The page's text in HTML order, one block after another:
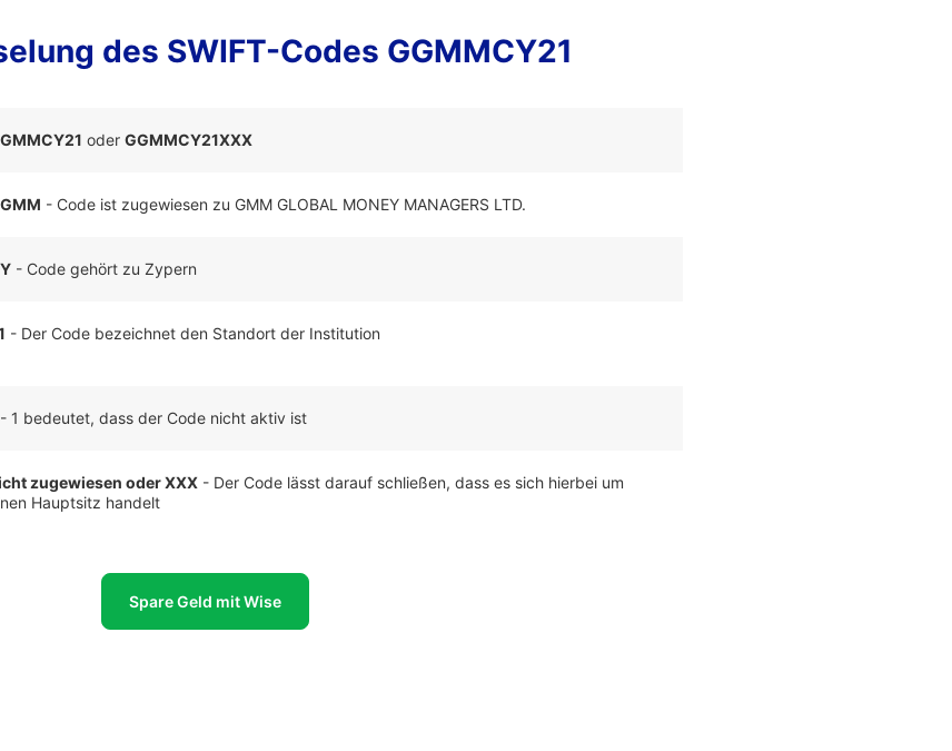
des SWIFT-Codes GGMMCY21
oder GGMMCY21XXX
- Code ist zugewiesen zu GMM GLOBAL MONEY MANAGERS LTD.
- Code gehört zu Zypern
- Der Code bezeichnet den Standort der Institution
- 1 bedeutet, dass der Code nicht aktiv ist
zugewiesen oder XXX - Der Code lässt darauf schließen, dass es sich hierbei um
Hauptsitz handelt
Spare Geld mit Wise